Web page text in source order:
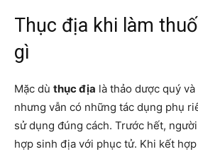
Thục địa khi làm
gì
Mặc dù thục địa là thảo dược quý
nhưng vẫn có những tác dụng phụ
sử dụng đúng cách. Trước hết,
hợp sinh địa với phục tử. Khi kết